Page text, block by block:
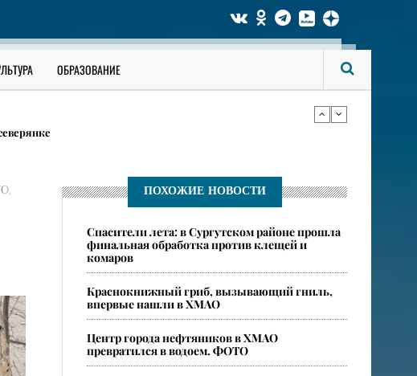
ОБРАЗОВАНИЕ
в Оби мужчину
опасные ядовитые пауки
ВИДЕО ПОХОЖИЕ НОВОСТИ
Спасители лета: в Сургутском районе прошла
финальная обработка против клещей и
комаров
​Краснокнижный гриб, вызывающий гниль,
впервые нашли в ХМАО
Центр города нефтяников в ХМАО
превратился в водоем. ФОТО